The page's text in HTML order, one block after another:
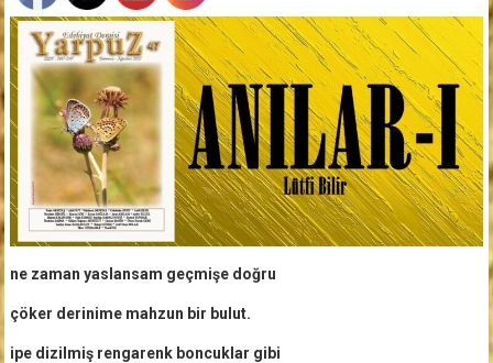
ne zaman yaslansam geçmişe doğru
çöker derinime mahzun bir bulut.
ipe dizilmiş rengarenk boncuklar gibi